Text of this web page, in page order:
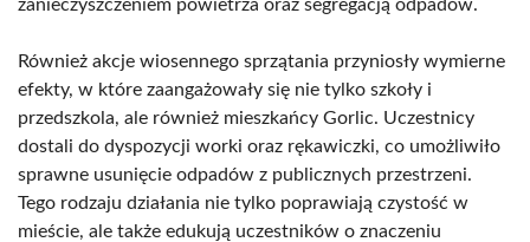
zanieczyszczeniem powietrza oraz segregacją odpadów.
Również akcje wiosennego sprzątania przyniosły wymierne
efekty, w które zaangażowały się nie tylko szkoły i
przedszkola, ale również mieszkańcy Gorlic. Uczestnicy
dostali do dyspozycji worki oraz rękawiczki, co umożliwiło
sprawne usunięcie odpadów z publicznych przestrzeni.
Tego rodzaju działania nie tylko poprawiają czystość w
mieście, ale także edukują uczestników o znaczeniu